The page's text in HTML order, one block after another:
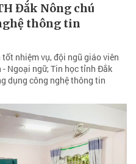
Đắk Nông chú
thông tin
nhiệm vụ, đội ngũ giáo viên
Ngoại ngữ, Tin học tỉnh Đắk
dụng công nghệ thông tin